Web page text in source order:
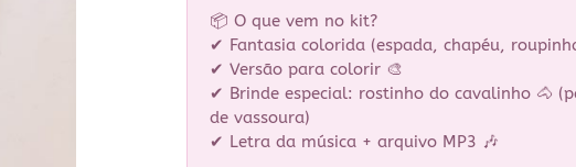
📦 O que vem no kit?
✔ Fantasia colorida (espada, chapéu,
✔ Versão para colorir 🎨
✔ Brinde especial: rostinho do cavalinho 🐴
de vassoura)
✔ Letra da música + arquivo MP3 🎶